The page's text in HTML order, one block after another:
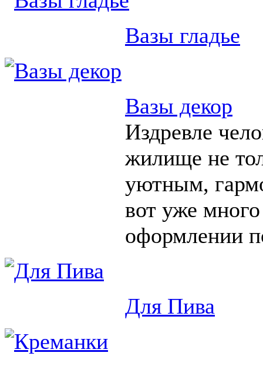
Вазы гладье
Вазы декор
Издревле
жилище не
уютным,
вот уже
оформлении
Для Пива